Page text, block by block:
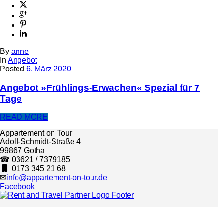
By anne
In Angebot
Posted 6. März 2020
Angebot »Frühlings-Erwachen« Spezial für 7
Tage
READ MORE
Appartement on Tour
Adolf-Schmidt-Straße 4
99867 Gotha
☎ 03621 / 7379185
0173 345 21 68
✉info@appartement-on-tour.de
Facebook